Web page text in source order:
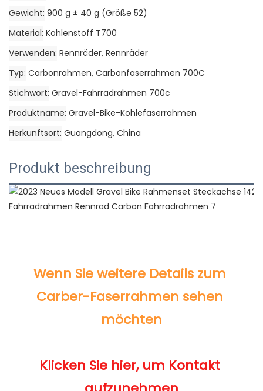
Gewicht 900 g ± 40 g (Größe 52)
Material Kohlenstoff T700
Verwenden Rennräder, Rennräder
Typ Carbonrahmen, Carbonfaserrahmen 700C
Stichwort Gravel-Fahrradrahmen 700c
Produktname Gravel-Bike-Kohlefaserrahmen
Herkunftsort Guangdong, China
Produkt beschreibung
Wenn Sie weitere Details zum
Carber-Faserrahmen sehen
Klicken Sie hier, um Kontakt